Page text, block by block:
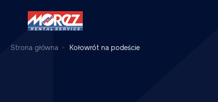
Strona główna Kołowrót na podeście